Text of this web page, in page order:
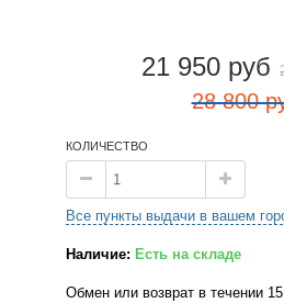
21 950 руб
28 800
КОЛИЧЕСТВО
Все пункты выдачи в вашем
Наличие: Есть на складе
Обмен или возврат в течении